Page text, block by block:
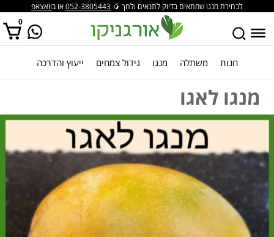
לבחירת מנגו שמתאים בדיוק לתנאים ולחך 🥭 052-3805443או בוואצאפ
0
אין מוצרים בסל הקניות. חנות משתלה מנגו גידול צמחים ייעוץ והדרכה
מנגו לאגו